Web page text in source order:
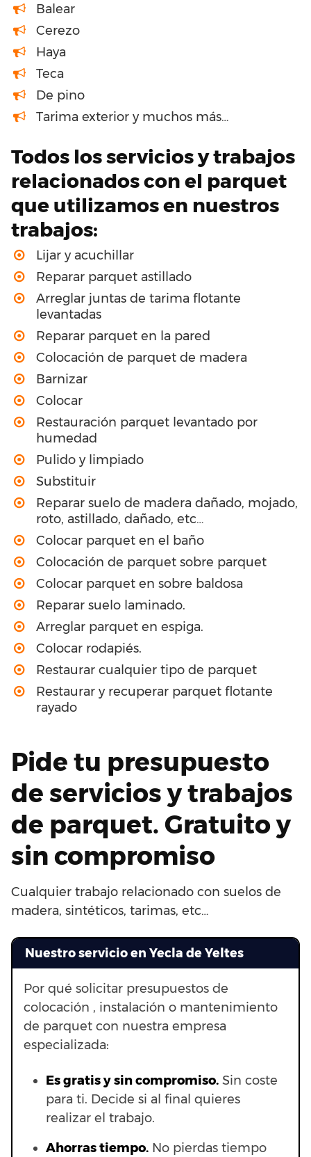
Balear
Cerezo
Haya
Teca
De pino
Tarima exterior y muchos más…
Todos los servicios y trabajos
relacionados con el parquet
que utilizamos en nuestros
trabajos:
Lijar y acuchillar
Reparar parquet astillado
Arreglar juntas de tarima flotante
levantadas
Reparar parquet en la pared
Colocación de parquet de madera
Barnizar
Colocar
Restauración parquet levantado por
humedad
Pulido y limpiado
Substituir
Reparar suelo de madera dañado, mojado,
roto, astillado, dañado, etc…
Colocar parquet en el baño
Colocación de parquet sobre parquet
Colocar parquet en sobre baldosa
Reparar suelo laminado.
Arreglar parquet en espiga.
Colocar rodapiés.
Restaurar cualquier tipo de parquet
Restaurar y recuperar parquet flotante
rayado
Pide tu presupuesto
de servicios y trabajos
de parquet. Gratuito y
sin compromiso
Cualquier trabajo relacionado con suelos de
madera, sintéticos, tarimas, etc…
Nuestro servicio en Yecla de Yeltes
Por qué solicitar presupuestos de
colocación , instalación o mantenimiento
de parquet con nuestra empresa
especializada:
Es gratis y sin compromiso. Sin coste
para ti. Decide si al final quieres
realizar el trabajo.
Ahorras tiempo. No pierdas tiempo